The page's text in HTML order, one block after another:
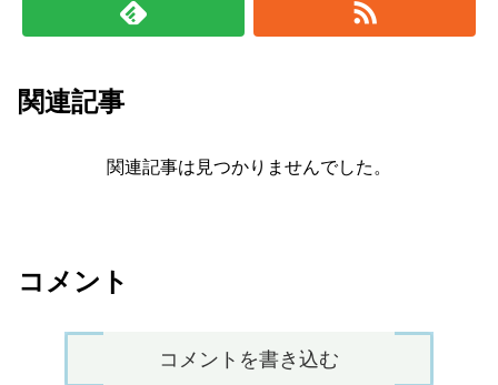
関連記事
関連記事は見つかりませんでした。
コメント
コメントを書き込む